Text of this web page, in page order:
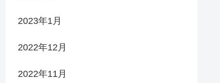
2023年1月
2022年12月
2022年11月